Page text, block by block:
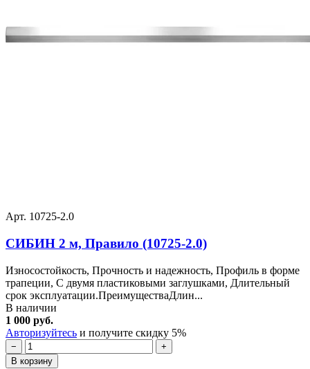
Арт. 10725-2.0
СИБИН 2 м, Правило (10725-2.0)
Износостойкость, Прочность и надежность, Профиль в форме
трапеции, С двумя пластиковыми заглушками, Длительный
срок эксплуатации.ПреимуществаДлин...
В наличии
1 000 руб.
Авторизуйтесь и получите скидку 5%
−
+
В корзину